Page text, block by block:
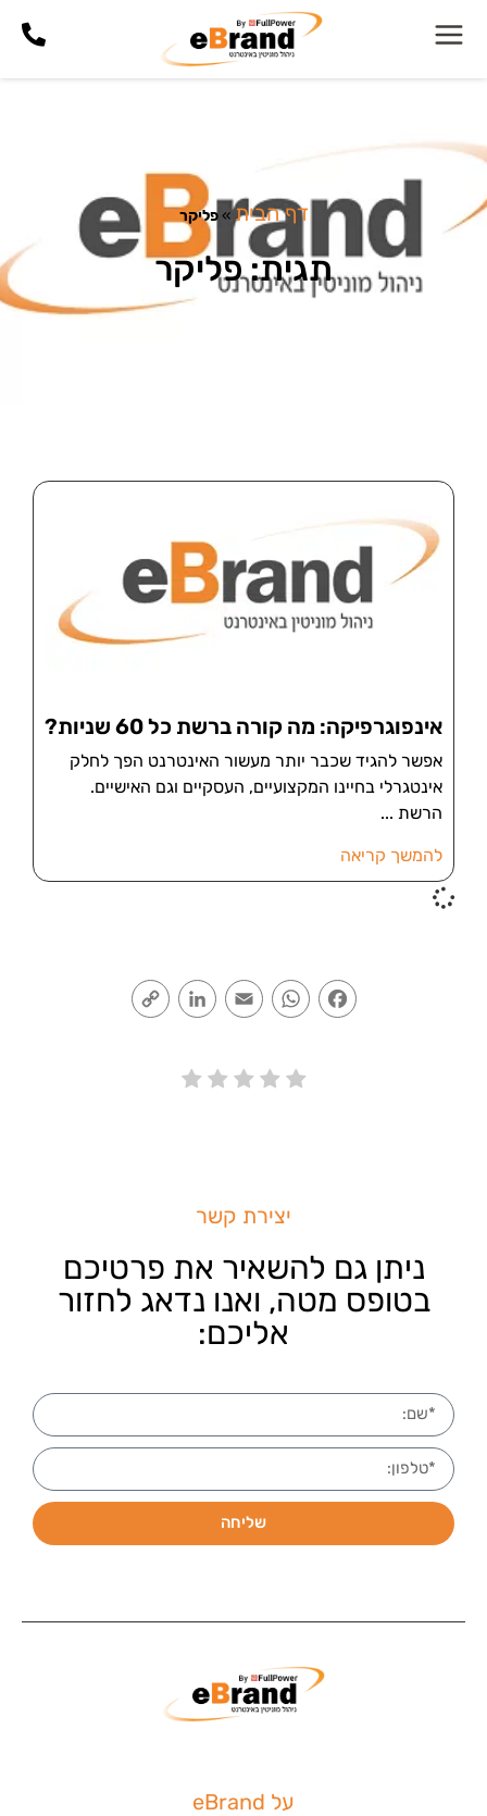
דף הבית»פליקר
תגית: פליקר
אינפוגרפיקה: מה קורה ברשת כל 60 שניות?
אפשר להגיד שכבר יותר מעשור האינטרנט הפך לחלק
אינטגרלי בחיינו המקצועיים, העסקיים וגם האישיים.
הרשת
להמשך קריאה
Facebook
WhatsApp
Email
LinkedIn
יצירת קשר
ניתן גם להשאיר את פרטיכם
בטופס מטה, ואנו נדאג לחזור
אליכם:
שליחה
על eBrand